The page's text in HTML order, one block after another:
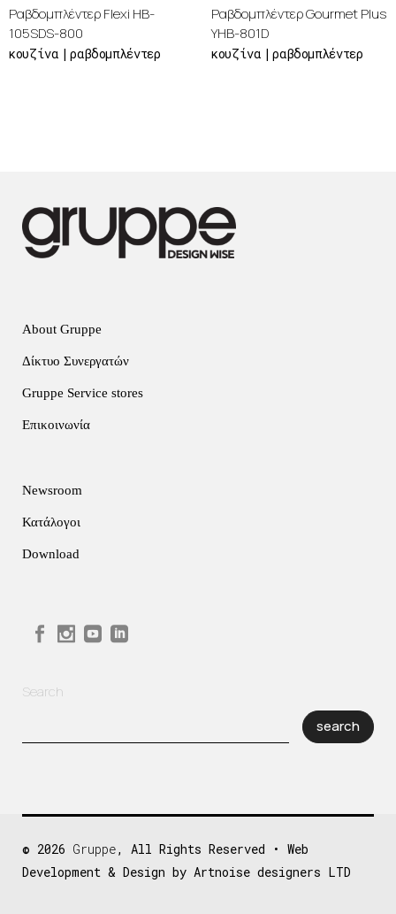
Ραβδομπλέντερ Flexi HB-
105SDS-800
κουζίνα ραβδομπλέντερ
Ραβδομπλέντερ Gourmet Plus
ΥΗΒ-801D
κουζίνα ραβδομπλέντερ
About Gruppe
Δίκτυο Συνεργατών
Gruppe Service stores
Επικοινωνία
Newsroom
Κατάλογοι
Download
Search
search
© 2026 Gruppe, All Rights Reserved • Web
Development & Design by Artnoise designers LTD